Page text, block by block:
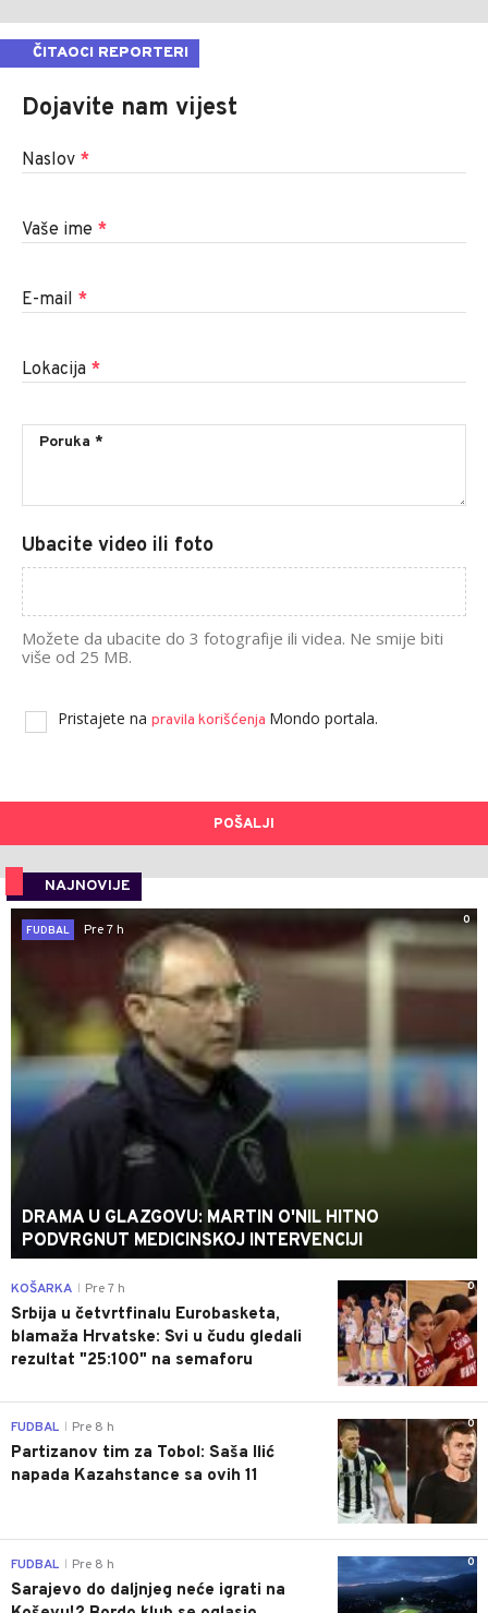
ČITAOCI REPORTERI
Dojavite nam vijest
Naslov *
Vaše ime *
E-mail *
Lokacija *
Ubacite video ili foto
Možete da ubacite do 3 fotografije ili videa. Ne smije biti
više od 25 MB.
Pristajete na pravila korišćenja Mondo portala.
POŠALJI
NAJNOVIJE
0
FUDBAL
Pre 7 h
DRAMA U GLAZGOVU: MARTIN O'NIL HITNO
PODVRGNUT MEDICINSKOJ INTERVENCIJI
0
KOŠARKA Pre 7 h
Srbija u četvrtfinalu Eurobasketa,
blamaža Hrvatske: Svi u čudu gledali
rezultat "25:100" na semaforu
0
FUDBAL Pre 8 h
Partizanov tim za Tobol: Saša Ilić
napada Kazahstance sa ovih 11
0
FUDBAL Pre 8 h
Sarajevo do daljnjeg neće igrati na